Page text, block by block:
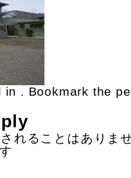
in . Bookmark the
れることはありま